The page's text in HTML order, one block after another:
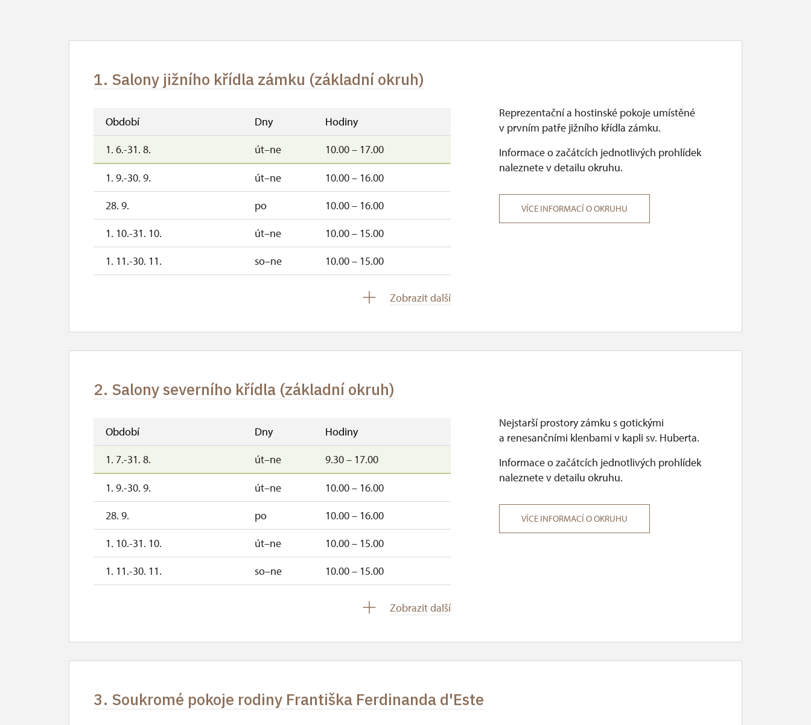
1. Salony jižního křídla zámku (základní okruh)
Období Dny
Hodiny
1. 6.-31. 8.
út–ne 10.00 – 17.00
1. 9.-30. 9. út–ne
10.00 – 16.00
28. 9.
po
10.00 – 16.00
1. 10.-31. 10.
út–ne
10.00 – 15.00
1. 11.-30. 11.
so–ne
10.00 – 15.00
10.00 – 15.00
Zobrazit další
Reprezentační a hostinské pokoje umístěné
v prvním patře jižního křídla zámku.
Informace o začátcích jednotlivých prohlídek
naleznete v detailu okruhu.
VÍCE INFORMACÍ O OKRUHU
2. Salony severního křídla (základní okruh)
Období Dny
Hodiny
1. 7.-31. 8.
út–ne 9.30 – 17.00
1. 9.-30. 9. út–ne
10.00 – 16.00
28. 9.
po
10.00 – 16.00
1. 10.-31. 10.
út–ne
10.00 – 15.00
1. 11.-30. 11.
so–ne
10.00 – 15.00
10.00 – 15.00
Zobrazit další
Nejstarší prostory zámku s gotickými
a renesančními klenbami v kapli sv. Huberta.
Informace o začátcích jednotlivých prohlídek
naleznete v detailu okruhu.
VÍCE INFORMACÍ O OKRUHU
3. Soukromé pokoje rodiny Františka Ferdinanda d'Este